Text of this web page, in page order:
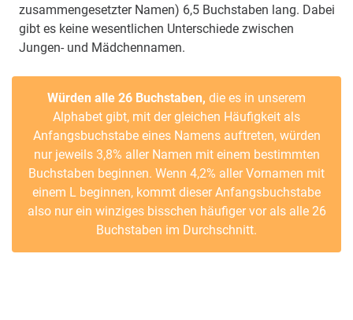
zusammengesetzter Namen) 6,5 Buchstaben lang. Dabei
gibt es keine wesentlichen Unterschiede zwischen
Jungen- und Mädchennamen.
Würden alle 26 Buchstaben, die es in unserem
Alphabet gibt, mit der gleichen Häufigkeit als
Anfangsbuchstabe eines Namens auftreten, würden
nur jeweils 3,8% aller Namen mit einem bestimmten
Buchstaben beginnen. Wenn 4,2% aller Vornamen mit
einem L beginnen, kommt dieser Anfangsbuchstabe
also nur ein winziges bisschen häufiger vor als alle 26
Buchstaben im Durchschnitt.